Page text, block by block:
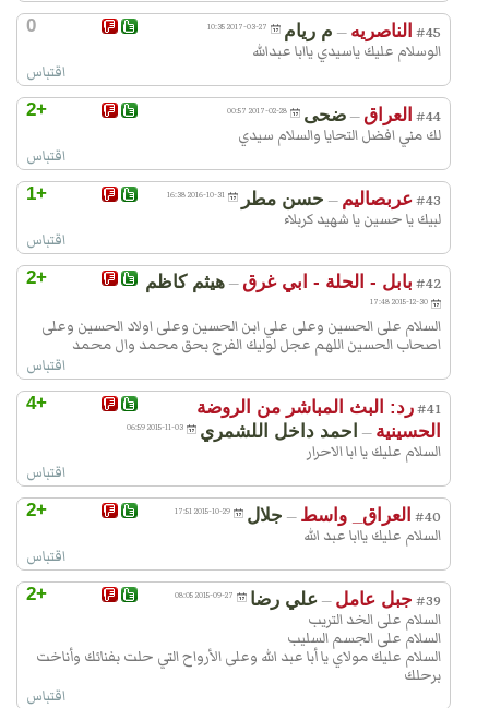
0 #45 الناصريه — م ريام 2017-03-27 10:35
الوسلام عليك ياسيدي ياابا عبدالله
اقتباس
+2 #44 العراق — ضحى 2017-02-28 00:57
لك مني افضل التحايا والسلام سيدي
اقتباس
+1 #43عربصاليم — حسن مطر 2016-10-31 16:38
لبيك يا حسين يا شهيد كربلاء
اقتباس
+2 #42 بابل - الحلة - ابي غرق — هيثم كاظم
2015-12-30 17:48
السلام على الحسين وعلى علي ابن الحسين وعلى اولاد الحسين وعلى
اصحاب الحسين اللهم عجل لوليك الفرج بحق محمد وال محمد
اقتباس
+4 #41رد: البث المباشر من الروضة
الحسينية — احمد داخل اللشمري 2015-11-03 06:59
السلام عليك يا ابا الاحرار
اقتباس
+2 #40 العراق_ واسط — جلال 2015-10-29 17:51
السلام عليك ياابا عبد الله
اقتباس
+2 #39 جبل عامل — علي رضا 2015-09-27 08:05
السلام على الخد التريب
السلام على الجسم السليب
السلام عليك مولاي يا أبا عبد الله وعلى الأرواح التي حلت بفنائك وأناخت
برحلك
اقتباس